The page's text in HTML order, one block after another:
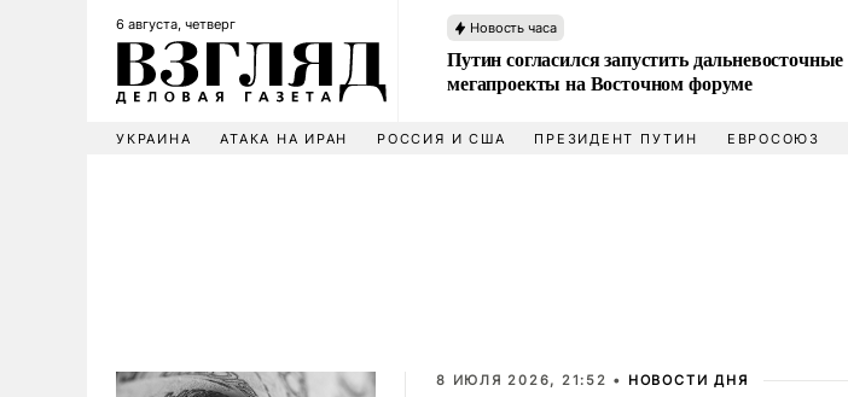
6 августа, четверг Новость часа
Путин согласился запустить дальневосточные
мегапроекты на Восточном форуме
УКРАИНА АТАКА НА ИРАН РОССИЯ И США ПРЕЗИДЕНТ ПУТИН ЕВРОСОЮЗ
8 ИЮЛЯ 2026, 21:52 • НОВОСТИ ДНЯ